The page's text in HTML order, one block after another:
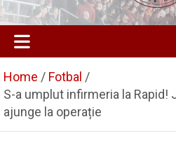
Home
Fotbal
S-a umplut infirmeria la Rapid!
ajunge la operație